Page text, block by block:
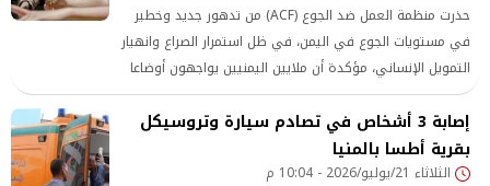
حذرت منظمة العمل ضد الجوع (ACF) من تدهور جديد وخطير
في مستويات الجوع في اليمن، في ظل استمرار الصراع وانهيار
التمويل الإنساني، مؤكدة أن ملايين اليمنيين يواجهون أوضاعا
إنسانية متفاقمة مع استمرار غياب الرقابة في أجزاء واسعة من
البلاد.
إصابة 3 أشخاص في تصادم سيارة وتروسيكل
بقرية أطسا بالمنيا
الثلاثاء 21/يوليو/2026 - 10:04 م